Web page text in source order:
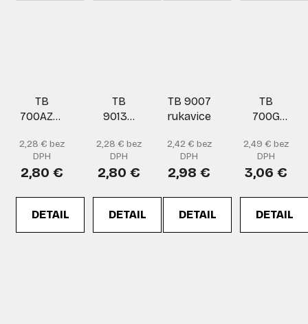
TB
700AZFP
rukavice
2,28 € bez
DPH
2,80 €
DETAIL
TB
9013B
2,28 € bez
DPH
2,80 €
DETAIL
TB 9007
rukavice
2,42 € bez
DPH
2,98 €
DETAIL
TB
700G
rukavice
2,49 € bez
DPH
3,06 €
DETAIL